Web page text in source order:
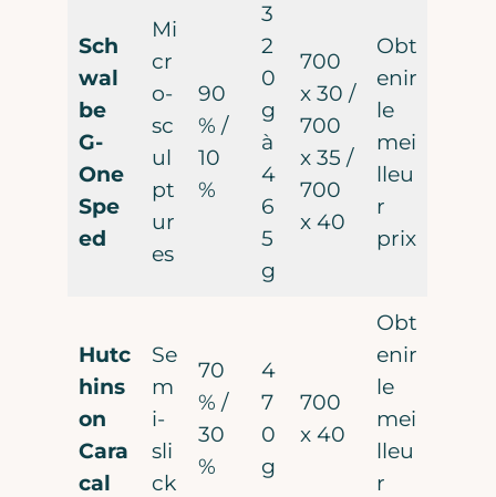
Sch
wal
be
G-
One
Spe
ed
Mi
cr
o-
sc
ul
pt
ur
es
90
% /
10
%
3
2
0
g
à
4
6
5
g
700
x 30 /
700
x 35 /
700
x 40
Obt
enir
le
mei
lleu
r
prix
Hutc
hins
on
Cara
cal
Se
m
i-
sli
ck
70
% /
30
%
4
7
0
g
700
x 40
Obt
enir
le
mei
lleu
r
Une autre fois peut-être